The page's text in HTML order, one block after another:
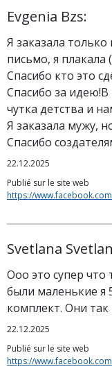
Evgenia Bzs:
Я заказала
письмо, я плакала
Спасибо кто это
Спасибо за идею!В
чутка детства и
Я заказала мужу,
Спасибо
22.12.2025
Publié sur le site web
https://
Svetlana
Ооо это супер что
были маленькие я
комплект. Они
22.12.2025
Publié sur le site web
https://